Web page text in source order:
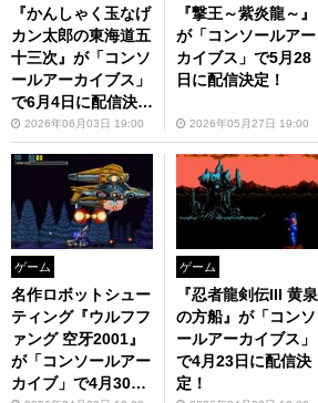
『かんしゃく玉なげ
カン太郎の東海道五
十三次』が「コンソ
ールアーカイブス」
で6月4日に配信決
定！2026年06月03日 19:00
『撃王～紫炎龍～』
が「コンソールアー
カイブス」で5月28
日に配信決定！
2026年05月27日 19:00
ゲーム
名作ロボットシュー
ティング『ウルフフ
ァング 空牙2001』
が「コンソールアー
カイブ」で4月30日
ゲーム
『忍者龍剣伝III 黄泉
の方船』が「コンソ
ールアーカイブス」
で4月23日に配信決
定！